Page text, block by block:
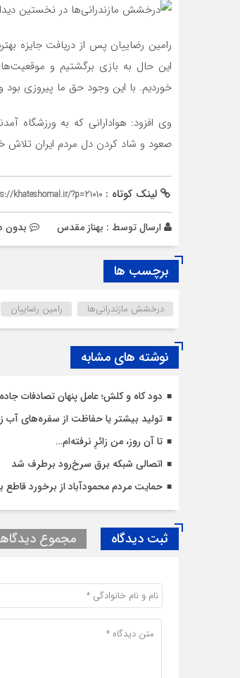
رامین رضاییان پس از دریافت جایزه
این حال به بازی برگشتیم و
خوردیم. با این وجود حق ما پیروزی
وی افزود: هوادارانی که به ورزشگاه
صعود و شاد کردن دل مردم ایران تلاش
لینک کوتاه : khateshomal.ir/?p=21010
ارسال توسط : بهناز مقدس بدون
برچسب ها
درخشش مازندرانی‌ها رامین رضاییان
نوشته های مشابه
دود کاه و کلش؛ عامل پنهان تصادفات
تولید بیشتر یا حفاظت از سفره‌های آب
تا آن روز، من زائرِ نرفته‌ام…
اتصالی شبکه برق سرخ‌رود برطرف شد
حمایت مردم محمودآباد از برخورد قاطع
ثبت دیدگاه مجموع